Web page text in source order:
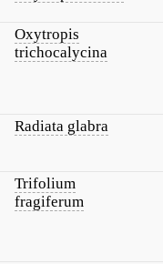
Oxytropis
trichocalycina
Radiata glabra
Trifolium
fragiferum